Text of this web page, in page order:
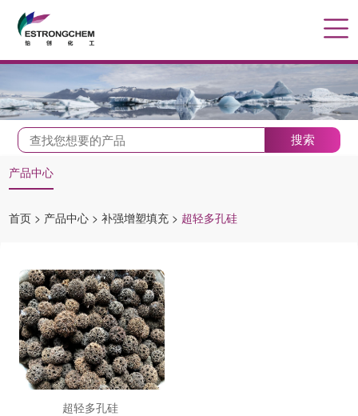
搜索
产品中心
首页 > 产品中心 > 补强增塑填充 > 超轻多孔硅
超轻多孔硅